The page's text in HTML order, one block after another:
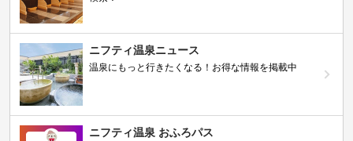
ニフティ温泉ニュース
温泉にもっと行きたくなる！お得な情報を掲載中
ニフティ温泉 おふろパス